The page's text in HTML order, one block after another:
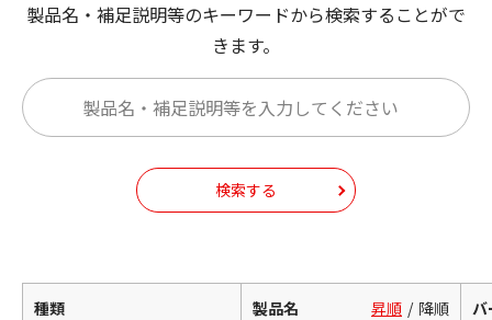
製品名・補足説明等のキーワードから検索することがで
きます。
検索する
種類 製品名 昇順 降順 バ